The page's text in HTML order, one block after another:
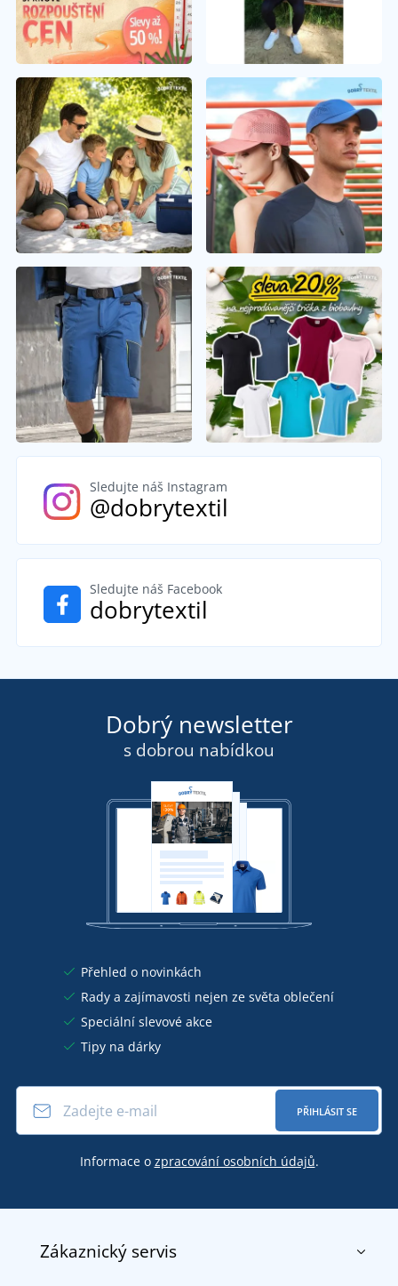
Sledujte náš Instagram
@dobrytextil
Sledujte náš Facebook
dobrytextil
Dobrý newsletter
s dobrou nabídkou
Přehled o novinkách
Rady a zajímavosti nejen ze světa oblečení
Speciální slevové akce
Tipy na dárky
PŘIHLÁSIT SE
Informace o zpracování osobních údajů.
Zákaznický servis